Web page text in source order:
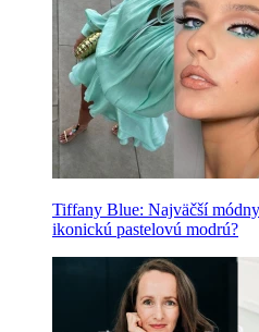
Tiffany Blue: Najväčší
ikonickú pastelovú modrú?